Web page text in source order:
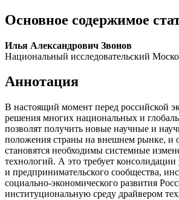
Основное содержимое
Илья Александрович Звонов
Национальный исследовательский
Аннотация
В настоящий момент перед российской
решения многих национальных и
позволят получить новые научные и
положения страны на внешнем рынке, и
становятся необходимы системные
технологий. А это требует
и предпринимательского сообщества,
социально-экономического развития
институциональную среду драйвером